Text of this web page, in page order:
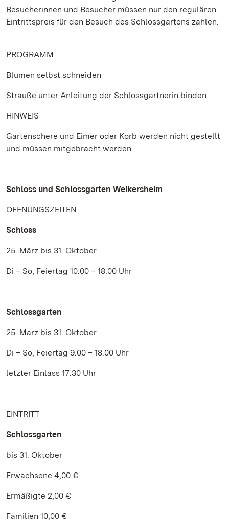
Besucherinnen und Besucher müssen nur den regulären
Eintrittspreis für den Besuch des Schlossgartens zahlen.
PROGRAMM
Blumen selbst schneiden
Sträuße unter Anleitung der Schlossgärtnerin binden
HINWEIS
Gartenschere und Eimer oder Korb werden nicht gestellt
und müssen mitgebracht werden.
Schloss und Schlossgarten Weikersheim
ÖFFNUNGSZEITEN
Schloss
25. März bis 31. Oktober
Di – So, Feiertag 10.00 – 18.00 Uhr
Schlossgarten
25. März bis 31. Oktober
Di – So, Feiertag 9.00 – 18.00 Uhr
letzter Einlass 17.30 Uhr
EINTRITT
Schlossgarten
bis 31. Oktober
Erwachsene 4,00 €
Ermäßigte 2,00 €
Familien 10,00 €